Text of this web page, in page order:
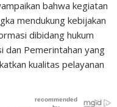
bahwa kegiatan
mendukung kebijakan
dibidang hukum
dan Pemerintahan yang
kualitas pelayanan